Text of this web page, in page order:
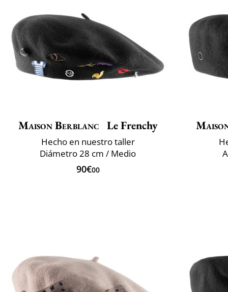
Maison Berblanc Le Frenchy
Hecho en nuestro taller
Diámetro 28 cm / Medio
90€00